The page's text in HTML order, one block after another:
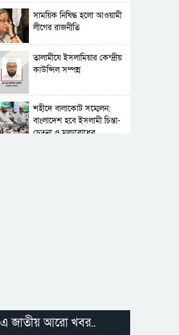
সাময়িক নিষিদ্ধ হলো আওয়ামী
লীগের রাজনীতি
‎তালামীযে ইসলামিয়ার কেন্দ্রীয়
কাউন্সিল সম্পন্ন
শহীদে বালাকোট সম্মেলন:
বাংলাদেশ হবে ইসলামী চিন্তা-
চেতনা ও মূল্যবোধের
এ জাতীয় আরো খবর..